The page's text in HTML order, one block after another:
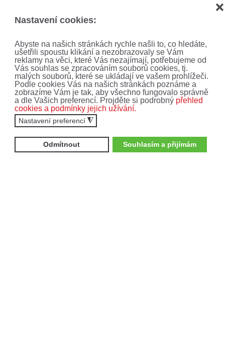
Nastavení cookies:
Abyste na našich stránkách rychle našli to, co hledáte,
ušetřili spoustu klikání a nezobrazovaly se Vám
reklamy na věci, které Vás nezajímají, potřebujeme od
Vás souhlas se zpracováním souborů cookies, tj.
malých souborů, které se ukládají ve vašem prohlížeči.
Podle cookies Vás na našich stránkách poznáme a
zobrazíme Vám je tak, aby všechno fungovalo správně
a dle Vašich preferencí. Projděte si podrobný přehled
cookies a podmínky jejich užívání.
Nastavení preferencí ◮
Odmítnout Souhlasím a přijímám
❌